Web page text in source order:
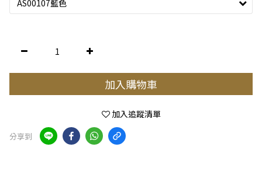
加入購物車
加入追蹤清單
分享到